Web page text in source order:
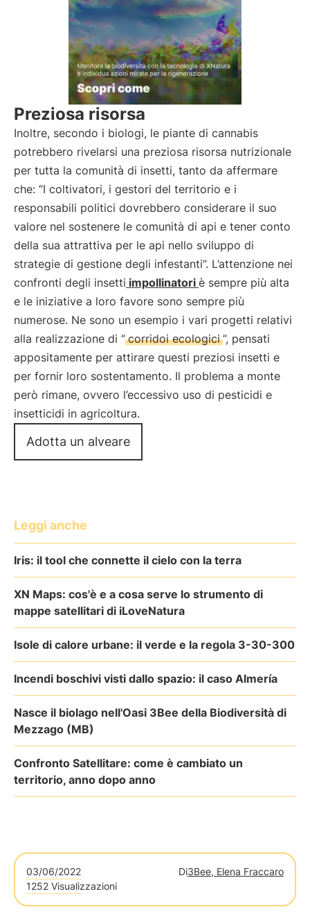
Preziosa risorsa
Inoltre, secondo i biologi, le piante di cannabis
potrebbero rivelarsi una preziosa risorsa nutrizionale
per tutta la comunità di insetti, tanto da affermare
che: “I coltivatori, i gestori del territorio e i
responsabili politici dovrebbero considerare il suo
valore nel sostenere le comunità di api e tener conto
della sua attrattiva per le api nello sviluppo di
strategie di gestione degli infestanti”. L’attenzione nei
confronti degli insetti impollinatori è sempre più alta
e le iniziative a loro favore sono sempre più
numerose. Ne sono un esempio i vari progetti relativi
alla realizzazione di “ corridoi ecologici ”, pensati
appositamente per attirare questi preziosi insetti e
per fornir loro sostentamento. Il problema a monte
però rimane, ovvero l’eccessivo uso di pesticidi e
insetticidi in agricoltura.
Adotta un alveare
Leggi anche
Iris: il tool che connette il cielo con la terra
XN Maps: cos'è e a cosa serve lo strumento di
mappe satellitari di iLoveNatura
Isole di calore urbane: il verde e la regola 3-30-300
Incendi boschivi visti dallo spazio: il caso Almería
Nasce il biolago nell'Oasi 3Bee della Biodiversità di
Mezzago (MB)
Confronto Satellitare: come è cambiato un
territorio, anno dopo anno
03/06/2022 Di3Bee, Elena Fraccaro
1252 Visualizzazioni